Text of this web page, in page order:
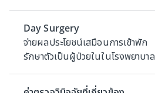
Day Surgery
จ่ายผลประโยชน์เสมือนการเข้าพัก
รักษาตัวเป็นผู้ป่วยในในโรงพยาบาล